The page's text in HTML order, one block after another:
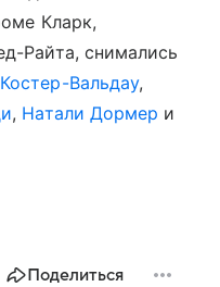
Кларк,
Райта, снимались
Вальдау,
, Натали Дормер и
Поделиться